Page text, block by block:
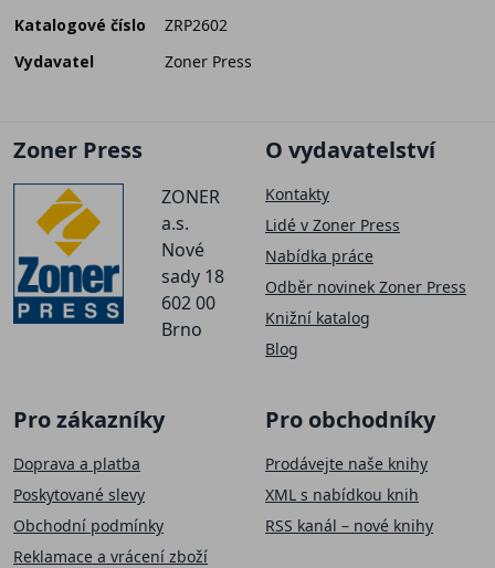
Katalogové číslo
ZRP2602
Vydavatel
Zoner Press
Zoner Press
ZONER
a.s.
Nové
sady 18
602 00
Brno
O vydavatelství
Kontakty
Lidé v Zoner Press
Nabídka práce
Odběr novinek Zoner Press
Knižní katalog
Blog
Pro zákazníky
Doprava a platba
Poskytované slevy
Obchodní podmínky
Reklamace a vrácení zboží
Pro obchodníky
Prodávejte naše knihy
XML s nabídkou knih
RSS kanál – nové knihy